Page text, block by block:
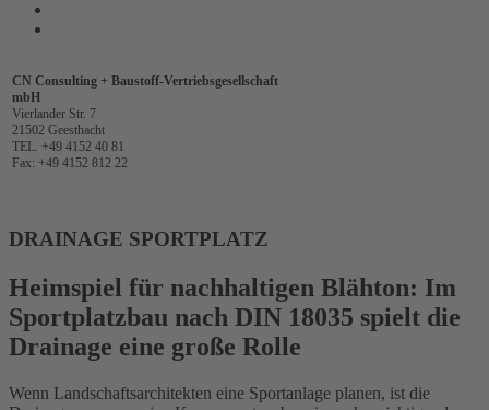
CN Consulting + Baustoff-Vertriebsgesellschaft
mbH
Vierlander Str. 7
21502 Geesthacht
TEL. +49 4152 40 81
Fax: +49 4152 812 22
DRAINAGE SPORTPLATZ
Heimspiel für nachhaltigen Blähton: Im
Sportplatzbau nach DIN 18035 spielt die
Drainage eine große Rolle
Wenn Landschaftsarchitekten eine Sportanlage planen, ist die